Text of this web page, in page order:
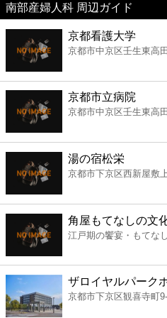
美容
コンビニ
薬局
スーパー
エンタメ
レジャー
書店
ファミレス
南部産婦人科 周辺ガイド
京都看護大学
京都市中京区壬生東高
京都市立病院
京都市中京区壬生東高
湯の宿松栄
京都市下京区西新屋敷
角屋もてなしの文
江戸期の饗宴・もてな
ザロイヤルパーク
京都市下京区観喜寺町